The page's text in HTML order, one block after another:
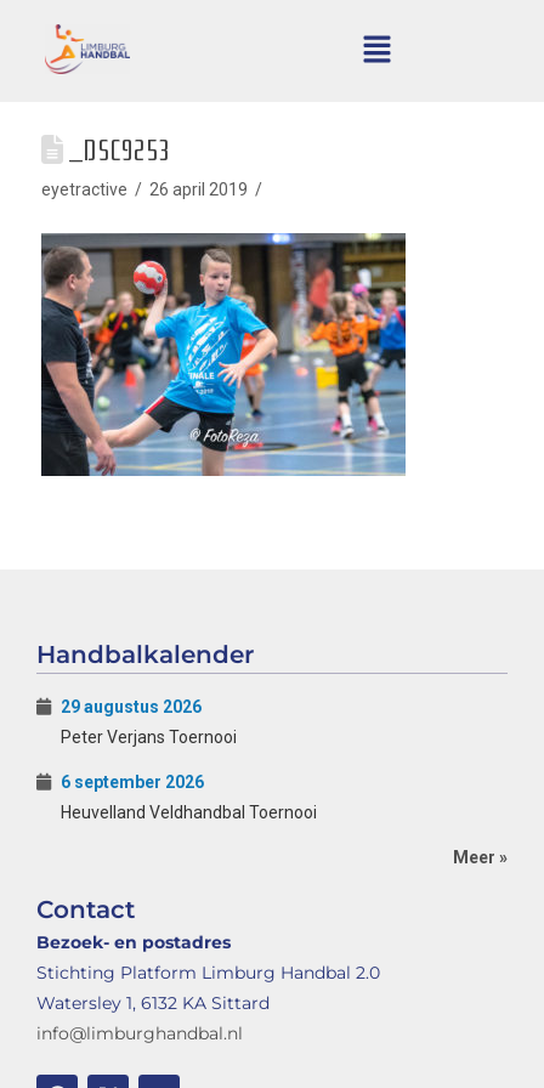
_DSC9253
eyetractive 26 april 2019
Handbalkalender
29 augustus 2026
Peter Verjans Toernooi
6 september 2026
Heuvelland Veldhandbal Toernooi
Meer »
Contact
Bezoek- en postadres
Stichting Platform Limburg Handbal 2.0
Watersley 1, 6132 KA Sittard
info@limburghandbal.nl